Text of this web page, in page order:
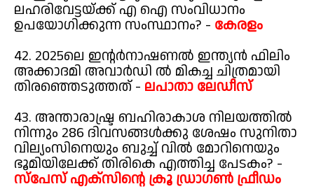
ലഹരിവേട്ടയ്ക്ക് എ ഐ സംവിധാനം
ഉപയോഗിക്കുന്ന സംസ്ഥാനം? - കേരളം
42. 2025ലെ ഇന്റർനാഷണൽ ഇന്ത്യൻ ഫിലിം
അക്കാദമി അവാർഡി ൽ മികച്ച ചിത്രമായി
തിരഞ്ഞെടുത്തത് - ലപാതാ ലേഡീസ്
43. അന്താരാഷ്ട്ര ബഹിരാകാശ നിലയത്തിൽ
നിന്നും 286 ദിവസങ്ങൾക്കു ശേഷം സുനിതാ
വില്യംസിനെയും ബുച്ച് വിൽ മോറിനെയും
ഭൂമിയിലേക്ക് തിരികെ എത്തിച്ച പേടകം? -
സ്പേസ് എക്സിന്റെ ക്രൂ ഡ്രാഗൺ ഫ്രീഡം